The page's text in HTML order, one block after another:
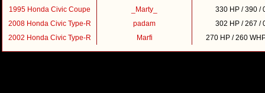
1995 Honda Civic Coupe
_Marty_
330 HP / 390 /
2008 Honda Civic Type-R
padam
302 HP / 267 /
2002 Honda Civic Type-R
Marfi 270 HP / 260